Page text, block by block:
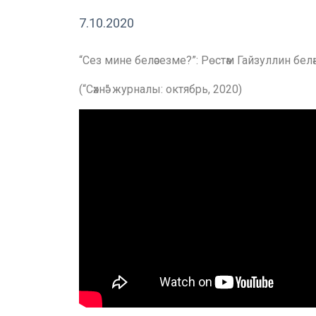
7.10.2020
“Сез мине беләсезме?”: Рөстәм Гайзуллин белән
(“Сәхнә” журналы: октябрь, 2020)